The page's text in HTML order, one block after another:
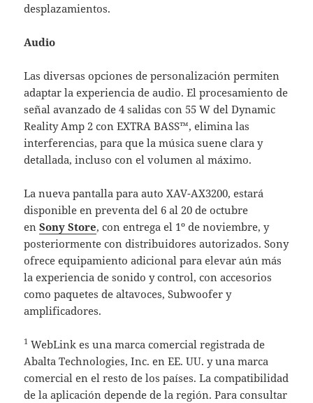
desplazamientos.
Audio
Las diversas opciones de personalización permiten
adaptar la experiencia de audio. El procesamiento de
señal avanzado de 4 salidas con 55 W del Dynamic
Reality Amp 2 con EXTRA BASS™, elimina las
interferencias, para que la música suene clara y
detallada, incluso con el volumen al máximo.
La nueva pantalla para auto XAV-AX3200, estará
disponible en preventa del 6 al 20 de octubre
enSony Store, con entrega el 1º de noviembre, y
posteriormente con distribuidores autorizados. Sony
ofrece equipamiento adicional para elevar aún más
la experiencia de sonido y control, con accesorios
como paquetes de altavoces, Subwoofer y
amplificadores.
1 WebLink es una marca comercial registrada de
Abalta Technologies, Inc. en EE. UU. y una marca
comercial en el resto de los países. La compatibilidad
de la aplicación depende de la región. Para consultar